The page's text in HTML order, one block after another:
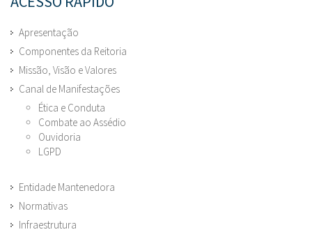
Apresentação
Componentes da Reitoria
Missão, Visão e Valores
Canal de Manifestações
Ética e Conduta
Combate ao Assédio
Ouvidoria
LGPD
Entidade Mantenedora
Normativas
Infraestrutura